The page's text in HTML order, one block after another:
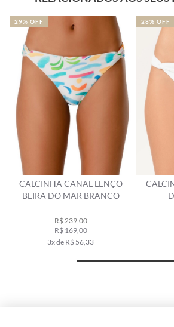
CALCINHA CANAL LENÇO
BEIRA DO MAR BRANCO
R$ 239,00
R$ 169,00
3x de R$ 56,33
29% OFF 28% OFF